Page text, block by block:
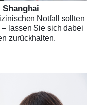
Notfall sollten
lassen Sie sich dabei
zurückhalten.